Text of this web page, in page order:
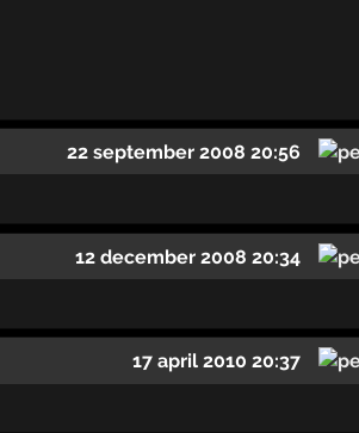
22 september 2008 20:56
12 december 2008 20:34
17 april 2010 20:37